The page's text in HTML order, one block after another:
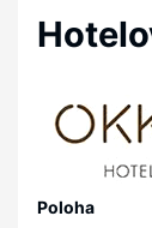
Poloha